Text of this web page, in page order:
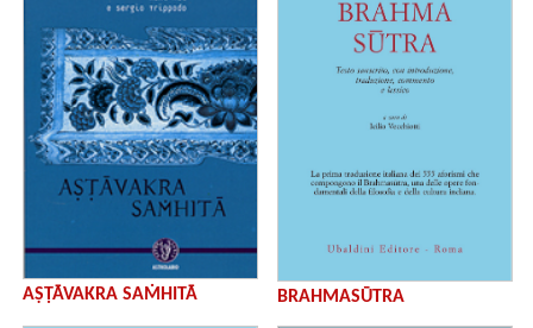
AṢṬĀVAKRA SAṀHITĀ BRAHMASŪTRA